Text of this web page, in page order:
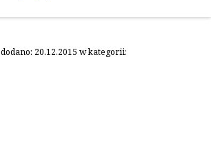
dodano: 20.12.2015 w kategorii: